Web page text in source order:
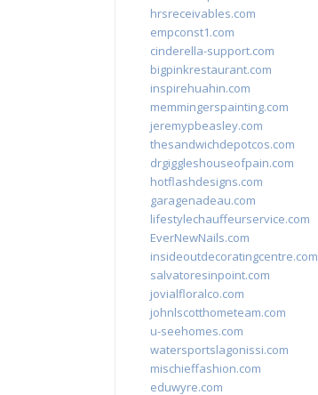
hrsreceivables.com
empconst1.com
cinderella-support.com
bigpinkrestaurant.com
inspirehuahin.com
memmingerspainting.com
jeremypbeasley.com
thesandwichdepotcos.com
drgiggleshouseofpain.com
hotflashdesigns.com
garagenadeau.com
lifestylechauffeurservice.com
EverNewNails.com
insideoutdecoratingcentre.com
salvatoresinpoint.com
jovialfloralco.com
johnlscotthometeam.com
u-seehomes.com
watersportslagonissi.com
mischieffashion.com
eduwyre.com